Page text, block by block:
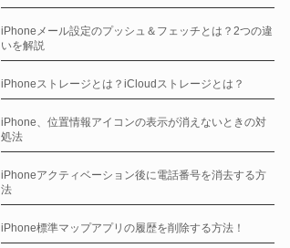
iPhoneメール設定のプッシュ＆フェッチとは？2つの違
いを解説
iPhoneストレージとは？iCloudストレージとは？
iPhone、位置情報アイコンの表示が消えないときの対
処法
iPhoneアクティベーション後に電話番号を消去する方
法
iPhone標準マップアプリの履歴を削除する方法！